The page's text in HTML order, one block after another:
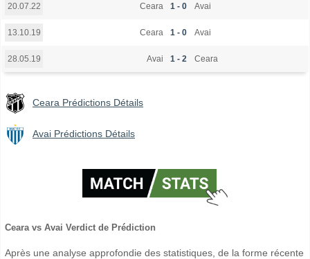
20.07.22 Ceara 1 - 0 Avai
13.10.19 Ceara 1 - 0 Avai
28.05.19 Avai 1 - 2 Ceara
Ceara Prédictions Détails
Avai Prédictions Détails
Ceara vs Avai Verdict de Prédiction
Après une analyse approfondie des statistiques, de la forme récente